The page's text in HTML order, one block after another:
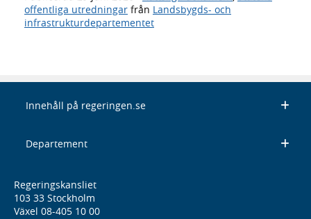
offentliga utredningar från Landsbygds- och
infrastrukturdepartementet
Innehåll på regeringen.se
Departement
Regeringskansliet
103 33 Stockholm
Växel 08-405 10 00